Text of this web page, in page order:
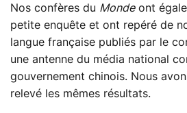
Nos confères du Mondeont
petite enquête et ont repéré de
langue française publiés par le
une antenne du média national
gouvernement chinois. Nous
relevé les mêmes résultats.